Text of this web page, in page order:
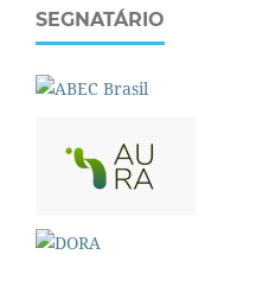
SEGNATÁRIO